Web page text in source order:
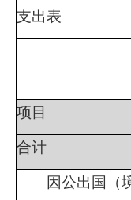
支出表
项目
合计
因公出国（